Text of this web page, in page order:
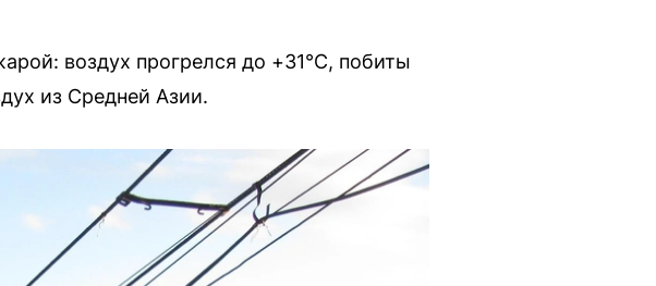
воздух прогрелся до +31°C, побиты
из Средней Азии.